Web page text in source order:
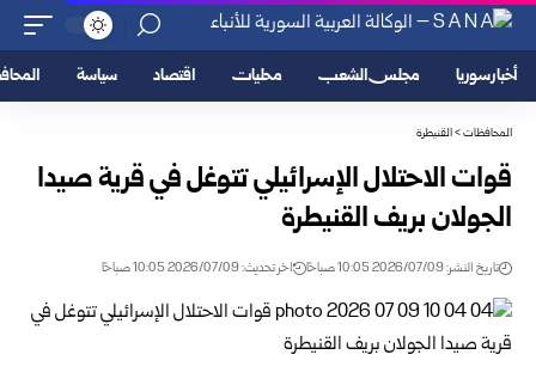
أخبار سوريا مجلس الشعب محليات اقتصاد سياسة
المحافظات>القنيطرة
قوات الاحتلال الإسرائيلي تتوغل في قرية صيدا
الجولان بريف القنيطرة
تاريخ النشر: 2026/07/09 10:05 صباحًا اخر تحديث: 2026/07/09 10:05 صباحًا